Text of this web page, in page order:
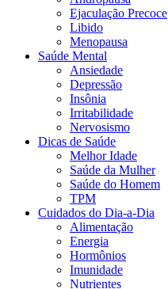
Ejaculação Precoce
Libido
Menopausa
Saúde Mental
Ansiedade
Depressão
Insônia
Irritabilidade
Nervosismo
Dicas de Saúde
Melhor Idade
Saúde da Mulher
Saúde do Homem
TPM
Cuidados do Dia-a-Dia
Alimentação
Energia
Hormônios
Imunidade
Nutrientes